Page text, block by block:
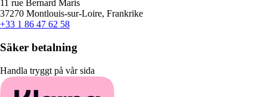
11 rue Bernard Maris
37270 Montlouis-sur-Loire, Frankrike
+33 1 86 47 62 58
Säker betalning
Handla tryggt på vår sida